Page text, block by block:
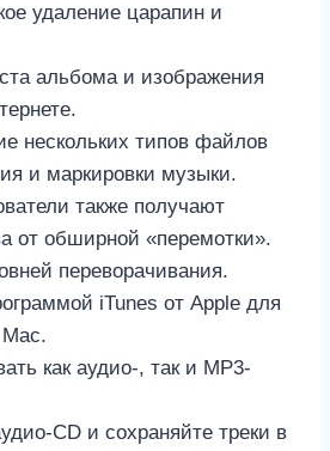
удаление царапин и
альбома и изображения
нескольких типов файлов
и маркировки музыки.
также получают
от обширной «перемотки».
переворачивания.
iTunes от Apple для
как аудио-, так и MP3-
CD и сохраняйте треки в